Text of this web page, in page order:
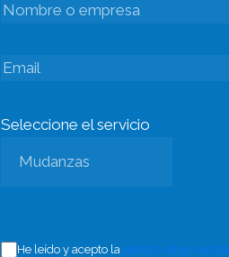
Seleccione el servicio
He leído y acepto la política de